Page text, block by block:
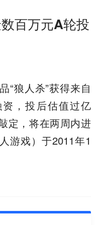
百万元A轮投
“狼人杀”获得来自
，投后估值过亿
定，将在两周内进
游戏）于2011年1